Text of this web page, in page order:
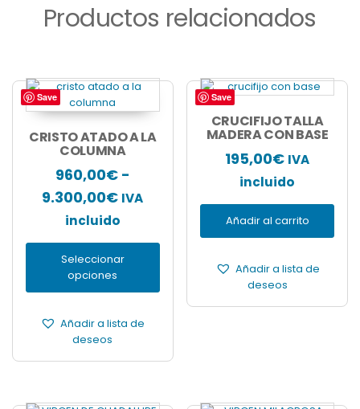
Productos relacionados
Save
CRISTO ATADO A LA
COLUMNA
960,00€ -
9.300,00€Rango
de
precios:
desde
960,00€
9.300,00€
IVA
incluido
Seleccionar
opciones
Este
producto
tiene
múltiples
opciones
pueden
elegir
página
productoAñadir a lista de
deseos
Save
CRUCIFIJO TALLA
MADERA CON BASE
195,00€ IVA
incluido
Añadir al carrito
Añadir a lista de
deseos